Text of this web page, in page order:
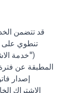
قد تتضمن
تنطوي على
("خدمة
المطبقة عن فترة
إصدار
الاشتراك